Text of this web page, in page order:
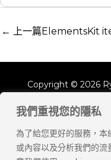
我們重視您的隱私
為了給您更好的服務，
或內容以及分析我們的
← 上一篇ElementsKit
Copyright © 2026